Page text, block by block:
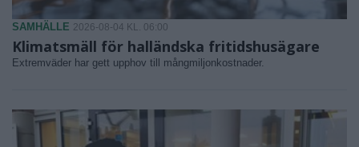
SAMHÄLLE 2026-08-04 KL. 06:00
Klimatsmäll för halländska fritidshusägare
Extremväder har gett upphov till mångmiljonkostnader.